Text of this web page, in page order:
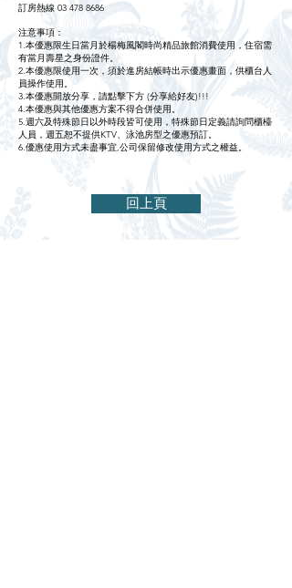
訂房熱線 03 478 8686
注意事項：
1.本優惠限生日當月於楊梅風閣時尚精品旅館消費使用，住宿需
有當月壽星之身份證件。
2.本優惠限使用一次，須於進房結帳時出示優惠畫面，供櫃台人
員操作使用。
3.本優惠開放分享，請點擊下方 (分享給好友)!!!
4.本優惠與其他優惠方案不得合併使用。
5.週六及特殊節日以外時段皆可使用，特殊節日定義請詢問櫃檯
人員，週五恕不提供KTV、泳池房型之優惠預訂。
6.優惠使用方式未盡事宜,公司保留修改使用方式之權益。
回上頁